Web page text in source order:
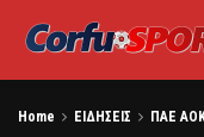
Home ΕΙΔΗΣΕΙΣ ΠΑΕ